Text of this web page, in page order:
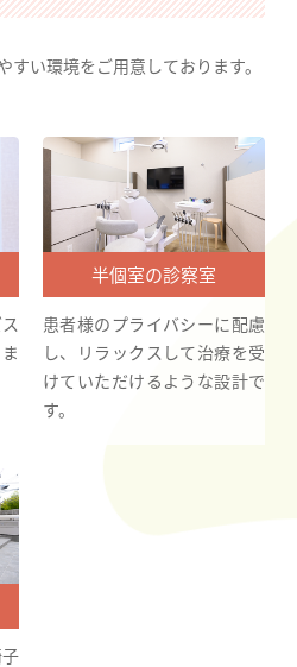
すい環境をご用意しております。
半個室の診察室
患者様のプライバシーに配慮
し、リラックスして治療を受
けていただけるような設計で
す。